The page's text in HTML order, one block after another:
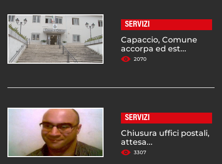
SERVIZI
Capaccio, Comune
accorpa ed est...
2070
SERVIZI
Chiusura uffici postali,
attesa...
3307